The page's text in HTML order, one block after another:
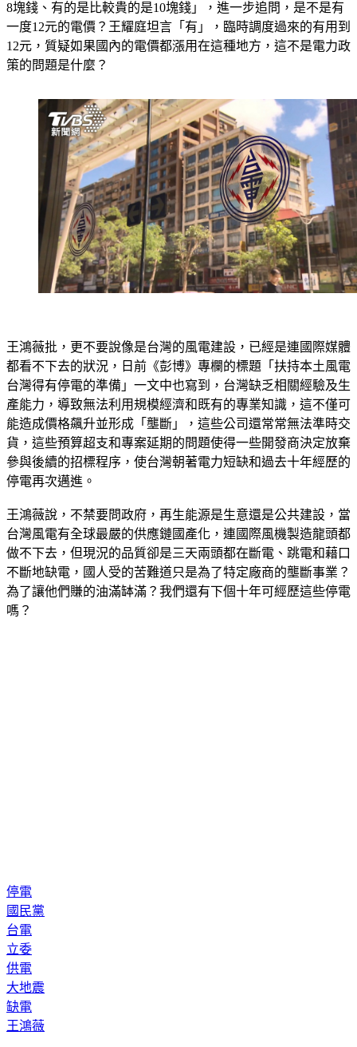
掩飾，台電總經理王耀庭備詢一度多少錢竟然回應「有的大概
8塊錢、有的是比較貴的是10塊錢」，進一步追問，是不是有
一度12元的電價？王耀庭坦言「有」，臨時調度過來的有用到
12元，質疑如果國內的電價都漲用在這種地方，這不是電力政
王鴻薇批，更不要說像是台灣的風電建設，已經是連國際媒體
都看不下去的狀況，日前《彭博》專欄的標題「扶持本土風電
台灣得有停電的準備」一文中也寫到，台灣缺乏相關經驗及生
產能力，導致無法利用規模經濟和既有的專業知識，這不僅可
能造成價格飆升並形成「壟斷」，這些公司還常常無法準時交
貨，這些預算超支和專案延期的問題使得一些開發商決定放棄
參與後續的招標程序，使台灣朝著電力短缺和過去十年經歷的
王鴻薇說，不禁要問政府，再生能源是生意還是公共建設，當
台灣風電有全球最嚴的供應鏈國產化，連國際風機製造龍頭都
做不下去，但現況的品質卻是三天兩頭都在斷電、跳電和藉口
不斷地缺電，國人受的苦難道只是為了特定廠商的壟斷事業？
為了讓他們賺的油滿缽滿？我們還有下個十年可經歷這些停電
停電
國民黨
台電
立委
供電
大地震
缺電